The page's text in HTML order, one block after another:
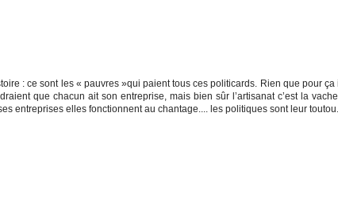
: ce sont les « pauvres »qui paient tous ces politicards. Rien que pour ça
que chacun ait son entreprise, mais bien sûr l’artisanat c’est la
entreprises elles fonctionnent au chantage.... les politiques sont leur